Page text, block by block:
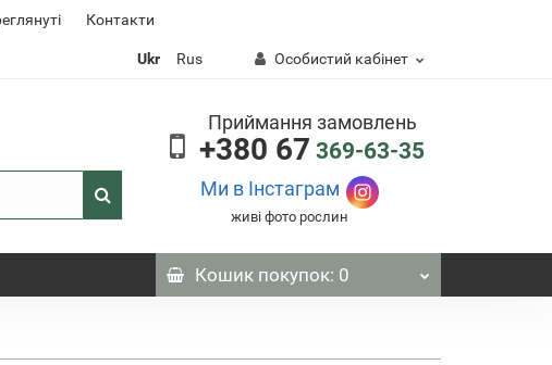
Контакти
Ukr Rus Особистий кабінет
Приймання замовлень
+380 67 369-63-35
Ми в Інстаграм
живі фото рослин
Кошикпокупок: 0